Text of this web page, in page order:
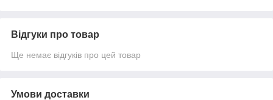
Відгуки про товар
Ще немає відгуків про цей товар
Умови доставки